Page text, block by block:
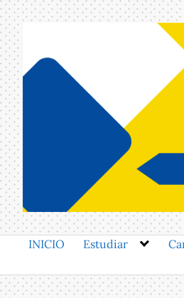
Saltar
al
contenido
INICIO Estudiar